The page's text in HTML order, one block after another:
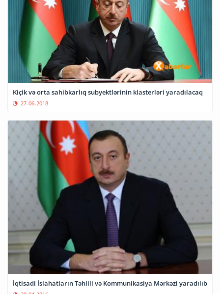
Kiçik və orta sahibkarlıq subyektlərinin klasterləri yaradılacaq
27-06-2018
İqtisadi İslahatların Təhlili və Kommunikasiya Mərkəzi yaradılıb